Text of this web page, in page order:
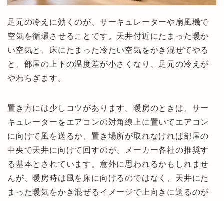
足元の冷えに効くのが、サーキュレーターや扇風機で
空気を循環させることです。天井付近にたまった暖か
い空気と、床にたまった冷たい空気をかき混ぜてやる
と、部屋の上下の温度差が小さくなり、足元の冷えが
やわらぎます。
置き方には少しコツがあります。暖房のときは、サー
キュレーターをエアコンの対角線上に置いてエアコン
に向けて風を送るか、置き場所が取れなければ部屋の
中央で天井に向けて回すのが、メーカー各社の推奨す
る基本とされています。意外に思われるかもしれませ
んが、暖房時は風を床に向けるのではなく、天井にた
まった暖気をかき混ぜるイメージで上向きに送るのが